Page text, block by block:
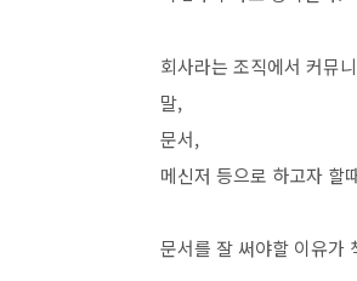
회사라는 조직에서 커뮤
말,
문서,
메신저 등으로 하고자 할
문서를 잘 써야할 이유가